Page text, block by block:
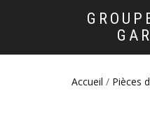
Accueil / Pièces